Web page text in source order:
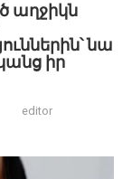
աղջիկն
նա
իր
editor